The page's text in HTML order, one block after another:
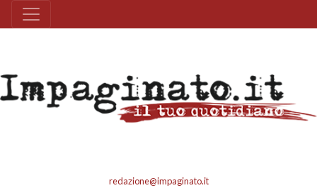
redazione@impaginato.it